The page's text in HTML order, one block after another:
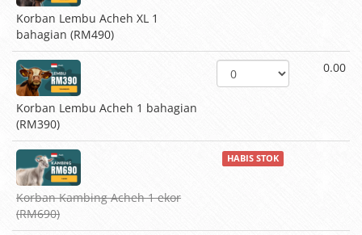
Korban Lembu Acheh XL 1
bahagian (RM490)
Korban Lembu Acheh 1 bahagian
(RM390)
0.00
Korban Kambing Acheh 1 ekor
(RM690)
HABIS STOK